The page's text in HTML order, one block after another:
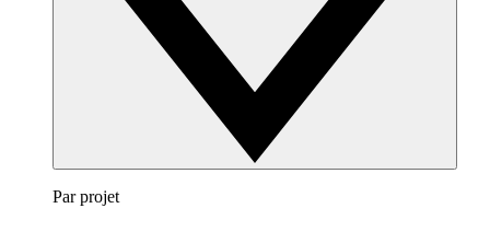
Par projet